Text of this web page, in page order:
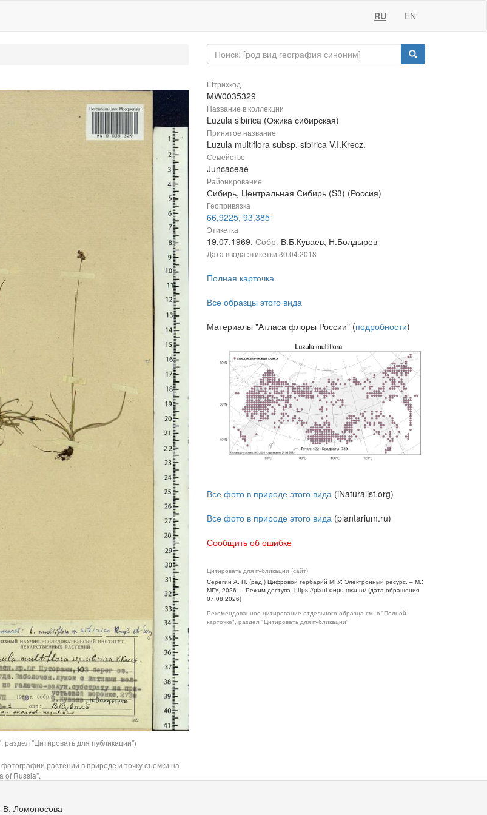
RU EN
"Цитировать для публикации")
растений в природе и точку съемки на
of Russia".
Штрихкод
MW0035329
Название в коллекции
Luzula sibirica (Ожика сибирская)
Принятое название
Luzula multiflora subsp. sibirica V.I.Krecz.
Семейство
Juncaceae
Районирование
Сибирь, Центральная Сибирь (S3) (Россия)
Геопривязка
66,9225, 93,385
Этикетка
19.07.1969. Собр. В.Б.Куваев, Н.Болдырев
Дата ввода этикетки 30.04.2018
Полная карточка
Все образцы этого вида
Материалы "Атласа флоры России" (подробности)
Все фото в природе этого вида (iNaturalist.org)
Все фото в природе этого вида (plantarium.ru)
Сообщить об ошибке
Цитировать для публикации (сайт)
Серегин А. П. (ред.) Цифровой гербарий МГУ: Электронный ресурс. – М.:
МГУ, 2026. – Режим доступа: https://plant.depo.msu.ru/ (дата обращения
07.08.2026)
Рекомендованное цитирование отдельного образца см. в "Полной
карточке", раздел "Цитировать для публикации"
В. Ломоносова